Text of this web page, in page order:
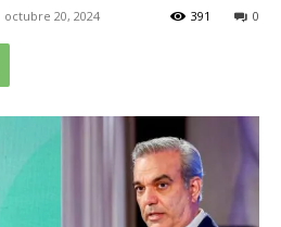
octubre 20, 2024 0
391